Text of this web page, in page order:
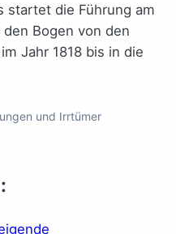
startet die Führung am
Bogen von den
Jahr 1818 bis in die
und Irrtümer